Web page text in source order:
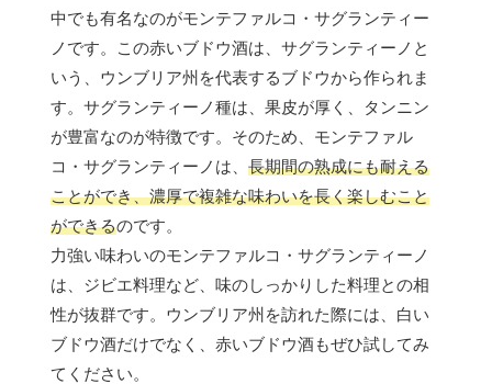
中でも有名なのがモンテファルコ・サグランティー
ノです。この赤いブドウ酒は、サグランティーノと
いう、ウンブリア州を代表するブドウから作られま
す。サグランティーノ種は、果皮が厚く、タンニン
が豊富なのが特徴です。そのため、モンテファル
コ・サグランティーノは、 長期間の熟成にも耐える
ことができ、濃厚で複雑な味わいを長く楽しむこと
ができるのです。
力強い味わいのモンテファルコ・サグランティーノ
は、ジビエ料理など、味のしっかりした料理との相
性が抜群です。ウンブリア州を訪れた際には、白い
ブドウ酒だけでなく、赤いブドウ酒もぜひ試してみ
てください。